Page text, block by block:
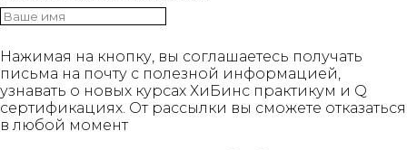
Нажимая на кнопку, вы соглашаетесь получать
письма на почту с полезной информацией,
узнавать о новых курсах ХиБинс практикум и Q
сертификациях. От рассылки вы сможете отказаться
в любой момент